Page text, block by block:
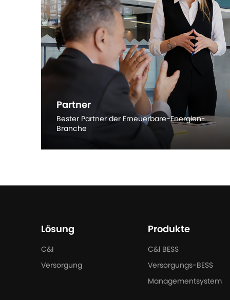
Partner
Bester Partner der Erneuerbare-Energien-
Branche
Lösung
C&I
Versorgung
Produkte
C&l BESS
Versorgungs-BESS
Managementsystem